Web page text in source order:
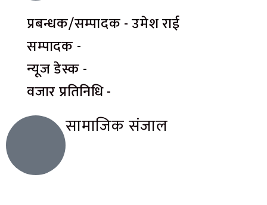
प्रबन्धक/सम्पादक - उमेश राई
सम्पादक -
न्यूज डेस्क -
वजार प्रतिनिधि -
सामाजिक संजाल